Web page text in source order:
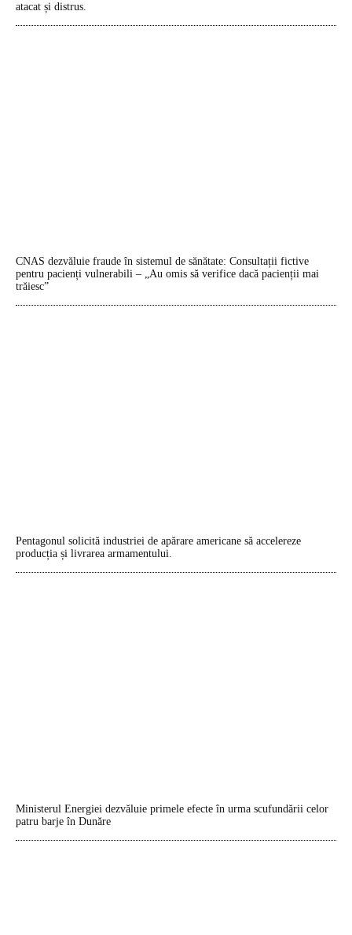
atacat și distrus.
CNAS dezvăluie fraude în sistemul de sănătate: Consultații fictive
pentru pacienți vulnerabili – „Au omis să verifice dacă pacienții mai
trăiesc”
Pentagonul solicită industriei de apărare americane să accelereze
producția și livrarea armamentului.
Ministerul Energiei dezvăluie primele efecte în urma scufundării celor
patru barje în Dunăre